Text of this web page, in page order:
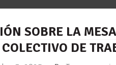
SOBRE LA
DE